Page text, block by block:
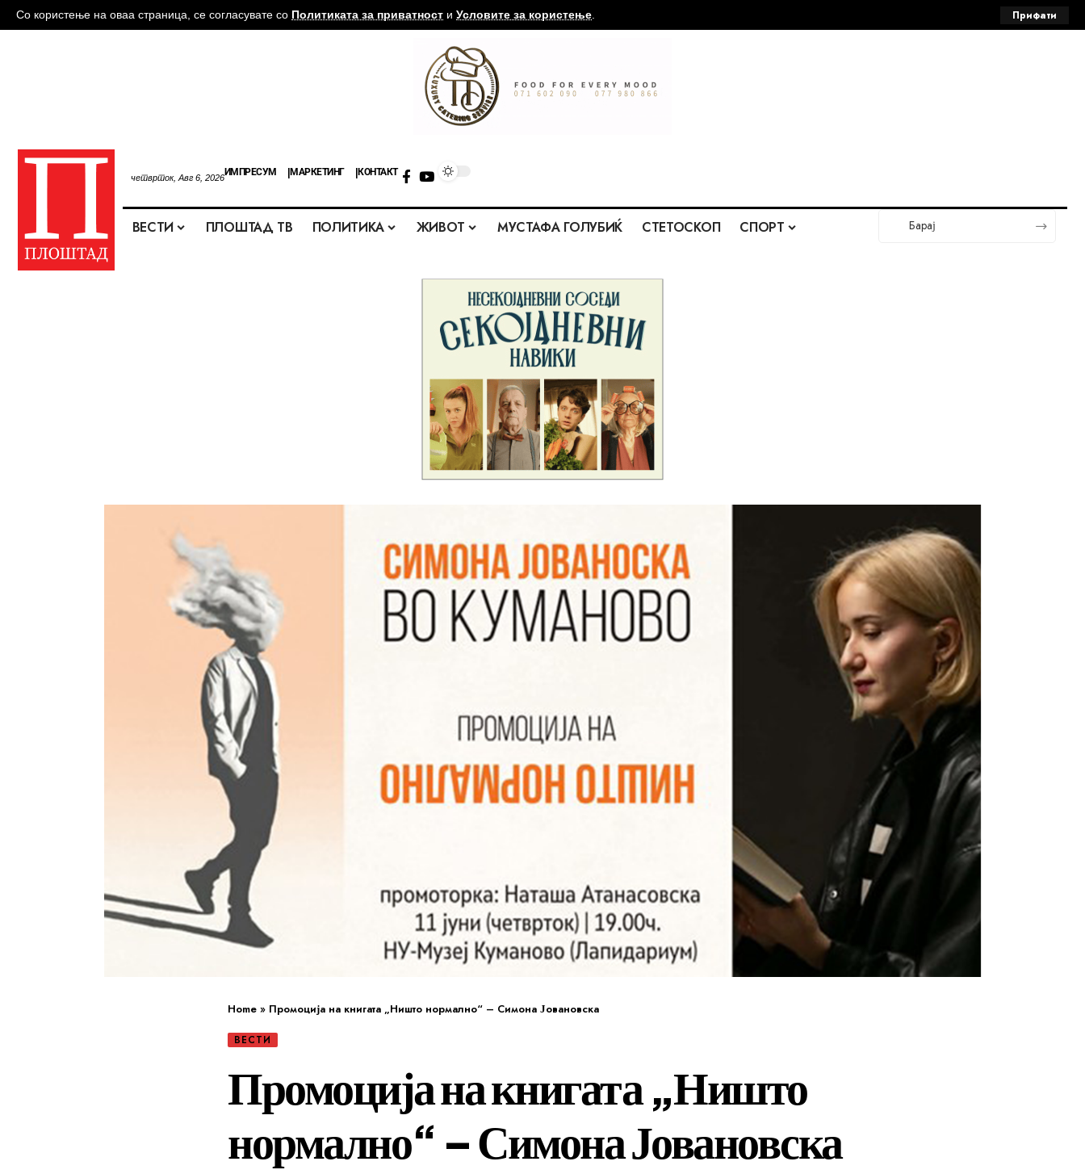
Со користење на оваа страница, се согласувате со Политиката за приватност и Условите за користење. Прифати
четврток, Авг 6, 2026ИМПРЕСУМ МАРКЕТИНГ КОНТАКТ
ВЕСТИ ПЛОШТАД ТВ ПОЛИТИКА ЖИВОТ МУСТАФА ГОЛУБИЌ СТЕТОСКОП СПОРТ
Home » Промоција на книгата „Ништо нормално“ – Симона Јовановска
ВЕСТИ
Промоција на книгата „Ништо
нормално“ – Симона Јовановска